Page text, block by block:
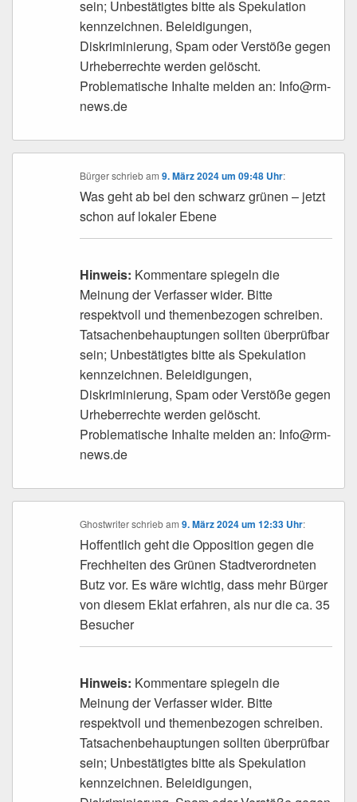
sein; Unbestätigtes bitte als Spekulation
kennzeichnen. Beleidigungen,
Diskriminierung, Spam oder Verstöße gegen
Urheberrechte werden gelöscht.
Problematische Inhalte melden an: Info@rm-
news.de
Bürger schriebam9. März 2024 um 09:48 Uhr:
Was geht ab bei den schwarz grünen – jetzt
schon auf lokaler Ebene
Hinweis: Kommentare spiegeln die
Meinung der Verfasser wider. Bitte
respektvoll und themenbezogen schreiben.
Tatsachenbehauptungen sollten überprüfbar
sein; Unbestätigtes bitte als Spekulation
kennzeichnen. Beleidigungen,
Diskriminierung, Spam oder Verstöße gegen
Urheberrechte werden gelöscht.
Problematische Inhalte melden an: Info@rm-
news.de
Ghostwriter schriebam9. März 2024 um 12:33 Uhr:
Hoffentlich geht die Opposition gegen die
Frechheiten des Grünen Stadtverordneten
Butz vor. Es wäre wichtig, dass mehr Bürger
von diesem Eklat erfahren, als nur die ca. 35
Besucher
Hinweis: Kommentare spiegeln die
Meinung der Verfasser wider. Bitte
respektvoll und themenbezogen schreiben.
Tatsachenbehauptungen sollten überprüfbar
sein; Unbestätigtes bitte als Spekulation
kennzeichnen. Beleidigungen,